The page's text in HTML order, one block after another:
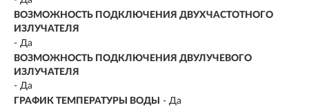
ВОЗМОЖНОСТЬ ПОДКЛЮЧЕНИЯ ДВУХЧАСТОТНОГО
ИЗЛУЧАТЕЛЯ
- Да
ВОЗМОЖНОСТЬ ПОДКЛЮЧЕНИЯ ДВУЛУЧЕВОГО
ИЗЛУЧАТЕЛЯ
- Да
ГРАФИК ТЕМПЕРАТУРЫ ВОДЫ
- Да